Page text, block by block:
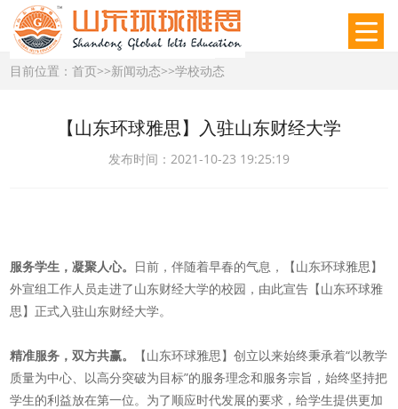
目前位置：首页>>新闻动态>>学校动态
【山东环球雅思】入驻山东财经大学
发布时间：2021-10-23 19:25:19
服务学生，凝聚人心。 日前，伴随着早春的气息，【山东环球雅思】
外宣组工作人员走进了山东财经大学的校园，由此宣告【山东环球雅
思】正式入驻山东财经大学。
精准服务，双方共赢。
【山东环球雅思】创立以来始终秉承着“以教学
质量为中心、以高分突破为目标”的服务理念和服务宗旨，始终坚持把
学生的利益放在第一位。为了顺应时代发展的要求，给学生提供更加